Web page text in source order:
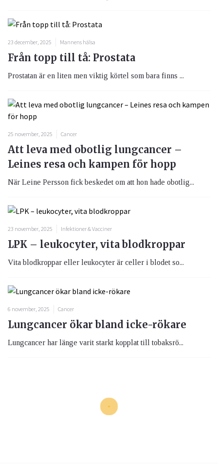
23 december, 2025 Mannens hälsa
Från topp till tå: Prostata
Prostatan är en liten men viktig körtel som bara finns ...
25 november, 2025 Cancer
Att leva med obotlig lungcancer –
Leines resa och kampen för hopp
När Leine Persson fick beskedet om att hon hade obotlig...
23 november, 2025 Infektioner & Vacciner
LPK – leukocyter, vita blodkroppar
Vita blodkroppar eller leukocyter är celler i blodet so...
6 november, 2025 Cancer
Lungcancer ökar bland icke-rökare
Lungcancer har länge varit starkt kopplat till tobaksrö...